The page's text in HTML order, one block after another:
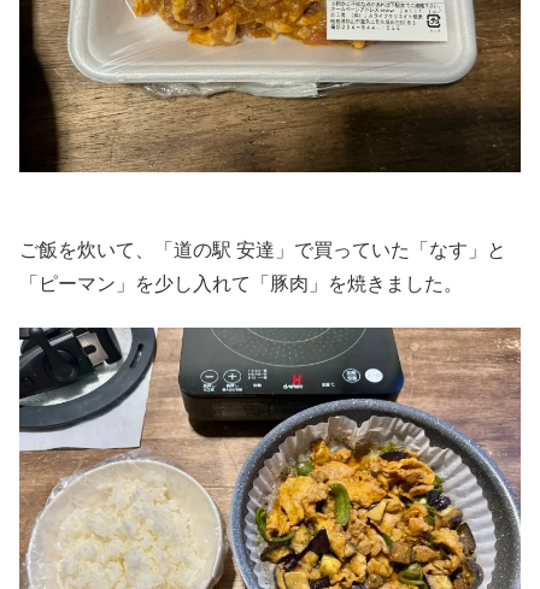
ご飯を炊いて、「道の駅 安達」で買っていた「なす」と
「ピーマン」を少し入れて「豚肉」を焼きました。